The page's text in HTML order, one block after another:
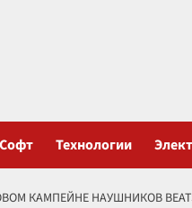
Софт Технологии
КАМПЕЙНЕ НАУШНИКОВ